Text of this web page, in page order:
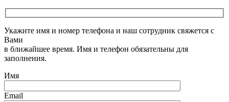
Укажите имя и номер телефона и наш сотрудник свяжется с
Вами
в ближайшее время. Имя и телефон обязательны для
заполнения.
Имя
Email